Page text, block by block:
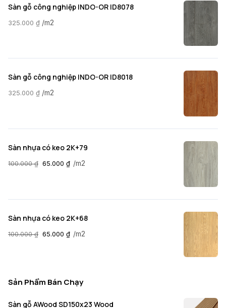
Sàn gỗ công nghiệp INDO-OR ID8078
325.000 ₫ /m2
Sàn gỗ công nghiệp INDO-OR ID8018
325.000 ₫ /m2
Sàn nhựa có keo 2K+79
100.000₫ 65.000 ₫ /m2
Sàn nhựa có keo 2K+68
100.000₫ 65.000 ₫ /m2
Sản Phẩm Bán Chạy
Sàn gỗ AWood SD150x23 Wood